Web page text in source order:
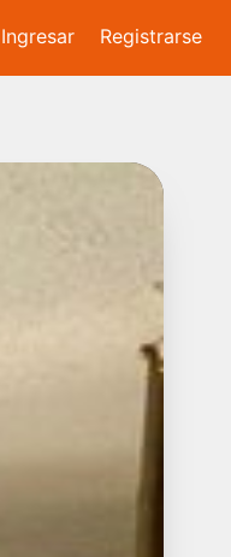
Ingresar Registrarse